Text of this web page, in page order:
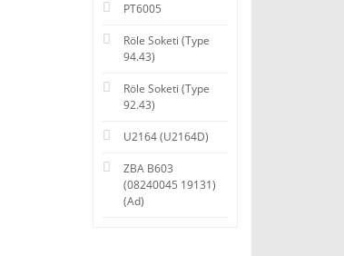
PT6005
Röle Soketi (Type
94.43)
Röle Soketi (Type
92.43)
U2164 (U2164D)
ZBA B603
(08240045 19131)
(Ad)